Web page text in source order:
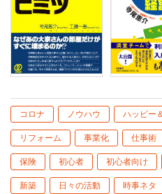
コロナ ノウハウ ハッピー
リフォーム 事業化 仕事術
保険 初心者 初心者向け
新築 日々の活動 時事ネタ